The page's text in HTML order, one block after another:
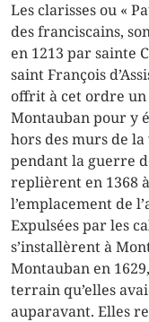
Les clarisses ou «
des franciscains,
en 1213 par sainte
saint François
offrit à cet ordre
Montauban pour y
hors des murs de
pendant la guerre
replièrent en 1368
l’emplacement de
Expulsées par les
s’installèrent à
Montauban en
terrain qu’elles
auparavant. Elles